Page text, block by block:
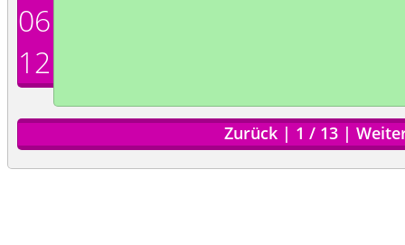
06
12
Zurück | 1 / 13 |